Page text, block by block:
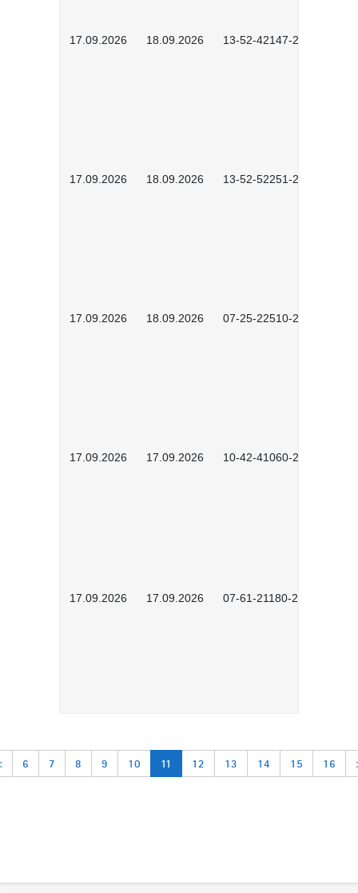
17.09.2026 18.09.2026 13-52-42147-2602
17.09.2026 18.09.2026 13-52-52251-2601
17.09.2026 18.09.2026 07-25-22510-2601
17.09.2026 17.09.2026 10-42-41060-2609
17.09.2026 17.09.2026 07-61-21180-2601
6 7 8 9 10 11 12 13 14 15 16